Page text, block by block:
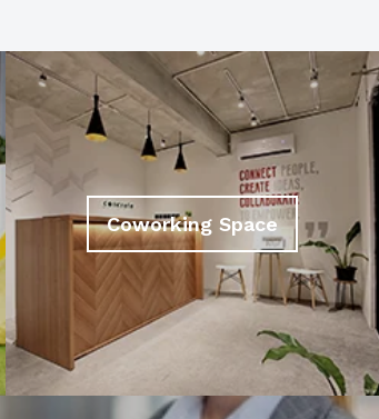
Coworking Space